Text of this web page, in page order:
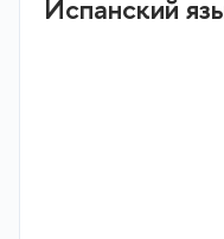
Испанский